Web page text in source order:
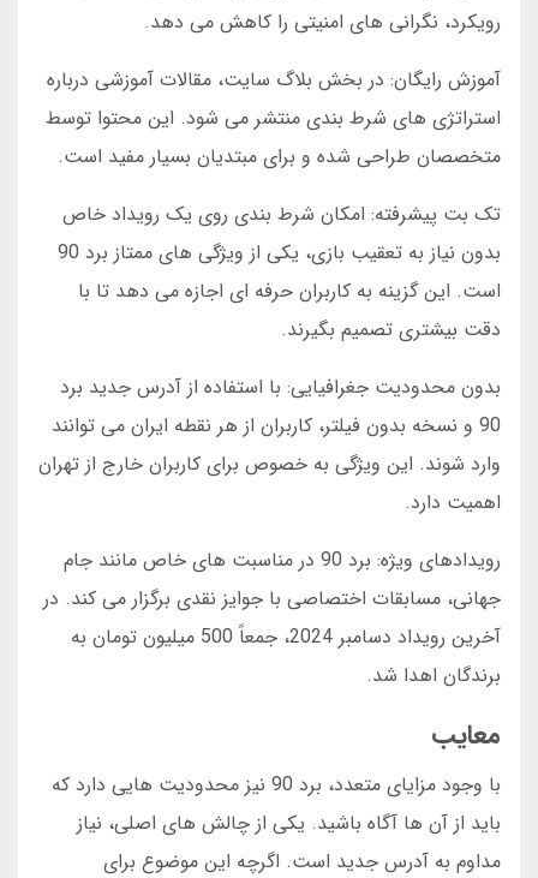
رویکرد، نگرانی های امنیتی را کاهش می دهد.
آموزش رایگان: در بخش بلاگ سایت، مقالات آموزشی درباره
استراتژی های شرط بندی منتشر می شود. این محتوا توسط
متخصصان طراحی شده و برای مبتدیان بسیار مفید است.
تک بت پیشرفته: امکان شرط بندی روی یک رویداد خاص
بدون نیاز به تعقیب بازی، یکی از ویژگی های ممتاز برد 90
است. این گزینه به کاربران حرفه ای اجازه می دهد تا با
دقت بیشتری تصمیم بگیرند.
بدون محدودیت جغرافیایی: با استفاده از آدرس جدید برد
90 و نسخه بدون فیلتر، کاربران از هر نقطه ایران می توانند
وارد شوند. این ویژگی به خصوص برای کاربران خارج از تهران
اهمیت دارد.
رویدادهای ویژه: برد 90 در مناسبت های خاص مانند جام
جهانی، مسابقات اختصاصی با جوایز نقدی برگزار می کند. در
آخرین رویداد دسامبر 2024، جمعاً 500 میلیون تومان به
برندگان اهدا شد.
معایب
با وجود مزایای متعدد، برد 90 نیز محدودیت هایی دارد که
باید از آن ها آگاه باشید. یکی از چالش های اصلی، نیاز
مداوم به آدرس جدید است. اگرچه این موضوع برای